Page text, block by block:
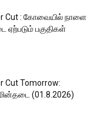
Cut : கோவையில் நாளை
ஏற்படும் பகுதிகள்
Cut Tomorrow:
(01.8.2026)